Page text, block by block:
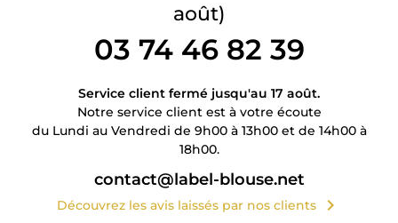
août)
03 74 46 82 39
Service client fermé jusqu'au 17 août.
Notre service client est à votre écoute
du Lundi au Vendredi de 9h00 à 13h00 et de 14h00 à
18h00.
contact@label-blouse.net
Découvrez les avis laissés par nos clients chevron_right